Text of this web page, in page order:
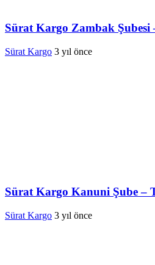
Sürat Kargo Zambak Şubesi
Sürat Kargo 3 yıl önce
Sürat Kargo Kanuni Şube –
Sürat Kargo 3 yıl önce